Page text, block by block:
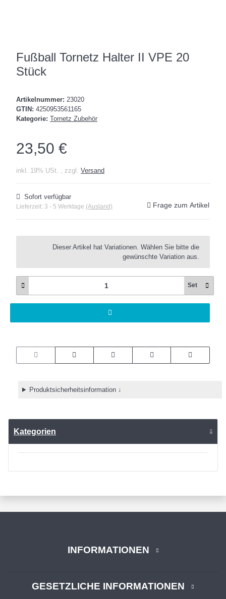
Fußball Tornetz Halter II VPE 20
Stück
Artikelnummer: 23020
GTIN: 4250953561165
Kategorie: Tornetz Zubehör
23,50 €
inkl. 19% USt. , zzgl. Versand
Sofort verfügbar
Lieferzeit: 3 - 5 Werktage (Ausland) Frage zum Artikel
Dieser Artikel hat Variationen. Wählen Sie bitte die
gewünschte Variation aus.
Set
Produktsicherheitsinformation ↓
Kategorien
INFORMATIONEN
GESETZLICHE INFORMATIONEN